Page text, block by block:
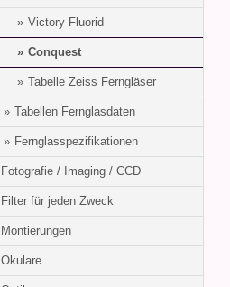
Victory Fluorid
Conquest
Tabelle Zeiss Ferngläser
Tabellen Fernglasdaten
Fernglasspezifikationen
Fotografie / Imaging / CCD
Filter für jeden Zweck
Montierungen
Okulare